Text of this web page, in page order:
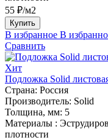
55 ₽/м2
Купить
В избранное В
Сравнить
Хит
Подложка Solid
Страна: Россия
Производитель: Solid
Толщина, мм: 5
Материалы :
плотности